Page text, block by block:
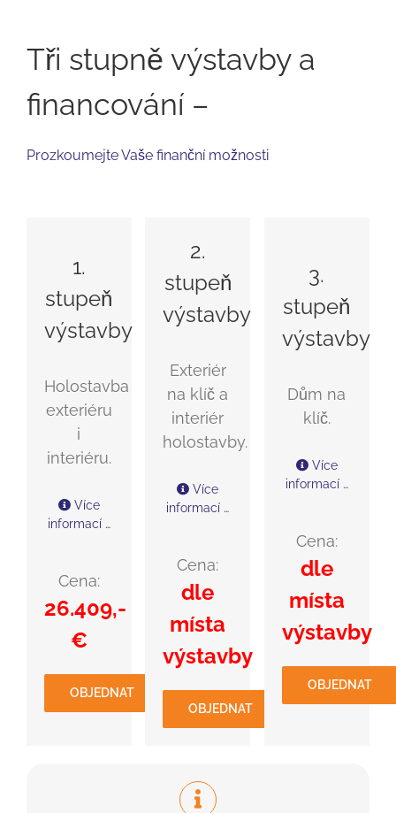
Tři stupně výstavby a
financování –
Prozkoumejte Vaše finanční možnosti
1.
stupeň
výstavby
Holostavba
exteriéru
i
interiéru.
Více
informací …
Cena:
26.409,-
€
OBJEDNAT
2.
stupeň
výstavby
Exteriér
na klíč a
interiér
holostavby.
Více
informací …
Cena:
dle
místa
výstavby
OBJEDNAT
3.
stupeň
výstavby
Dům na
klíč.
Více
informací …
Cena:
dle
místa
výstavby
OBJEDNAT